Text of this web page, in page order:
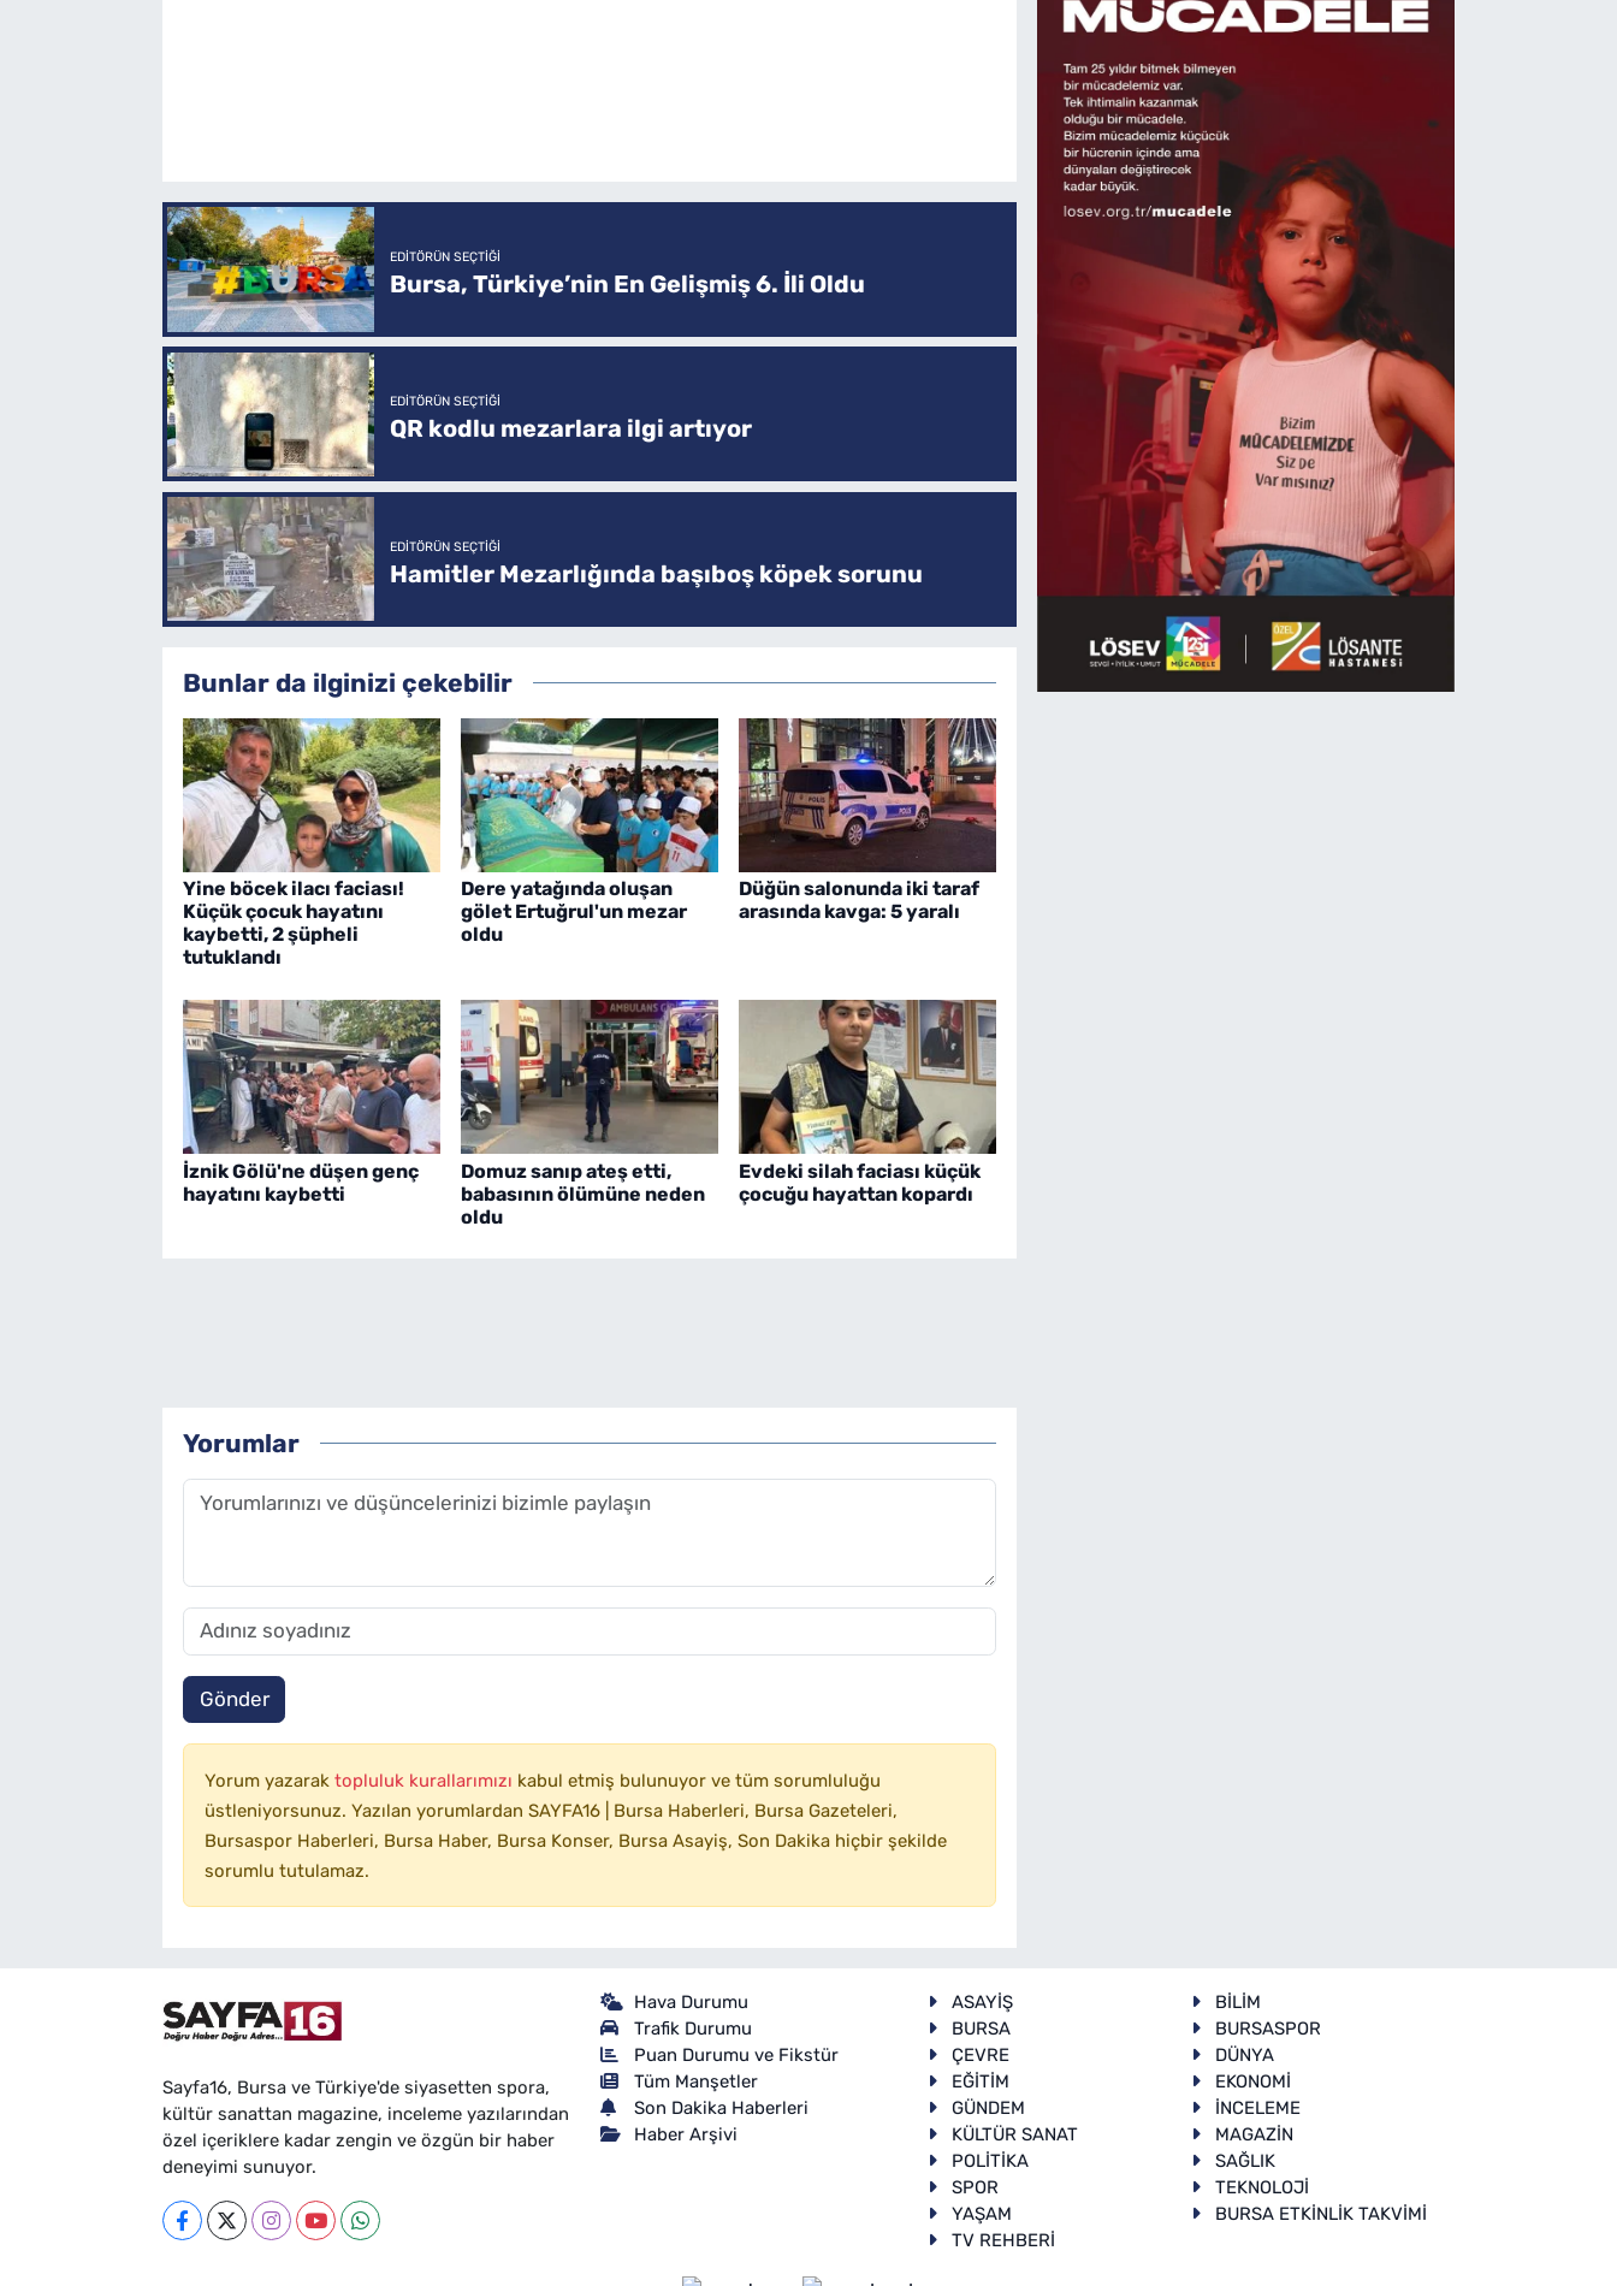
EDITÖRÜN SEÇTIĞI
Bursa, Türkiye’nin En Gelişmiş 6. İli Oldu
EDITÖRÜN SEÇTIĞI
QR kodlu mezarlara ilgi artıyor
EDITÖRÜN SEÇTIĞI
Hamitler Mezarlığında başıboş köpek sorunu
Bunlar da ilginizi çekebilir
Yine böcek ilacı faciası!
Küçük çocuk hayatını
kaybetti, 2 şüpheli
tutuklandı
Dere yatağında oluşan
gölet Ertuğrul'un mezar
oldu
Düğün salonunda iki taraf
arasında kavga: 5 yaralı
İznik Gölü'ne düşen genç
hayatını kaybetti
Domuz sanıp ateş etti,
babasının ölümüne neden
oldu
Evdeki silah faciası küçük
çocuğu hayattan kopardı
Yorumlar
Gönder
Yorum yazarak topluluk kurallarımızı kabul etmiş bulunuyor ve tüm sorumluluğu
üstleniyorsunuz. Yazılan yorumlardan SAYFA16 | Bursa Haberleri, Bursa Gazeteleri,
Bursaspor Haberleri, Bursa Haber, Bursa Konser, Bursa Asayiş, Son Dakika hiçbir şekilde
sorumlu tutulamaz.
Sayfa16, Bursa ve Türkiye'de siyasetten spora,
kültür sanattan magazine, inceleme yazılarından
özel içeriklere kadar zengin ve özgün bir haber
deneyimi sunuyor.
Hava Durumu
Trafik Durumu
Puan Durumu ve Fikstür
Tüm Manşetler
Son Dakika Haberleri
Haber Arşivi
ASAYİŞ
BİLİM
BURSA
BURSASPOR
ÇEVRE
DÜNYA
EĞİTİM
EKONOMİ
GÜNDEM
İNCELEME
KÜLTÜR SANAT
MAGAZİN
POLİTİKA
SAĞLIK
SPOR
TEKNOLOJİ
YAŞAM
BURSA ETKİNLİK TAKVİMİ
TV REHBERİ